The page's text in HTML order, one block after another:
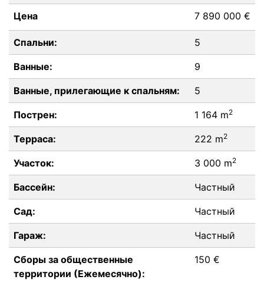
Цена 7 890 000 €
Спальни: 5
Ванные: 9
Ванные, прилегающие к спальням: 5
Пострен: 1 164 m2
Терраса: 222 m2
Участок: 3 000 m2
Бассейн: Частный
Сад: Частный
Гараж: Частный
Сборы за общественные
территории (Ежемесячно):
150 €